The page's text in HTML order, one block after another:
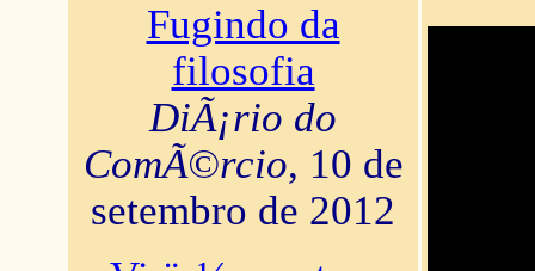
Fugindo da
filosofia
DiÃ¡rio do
ComÃ©rcio, 10 de
setembro de 2012